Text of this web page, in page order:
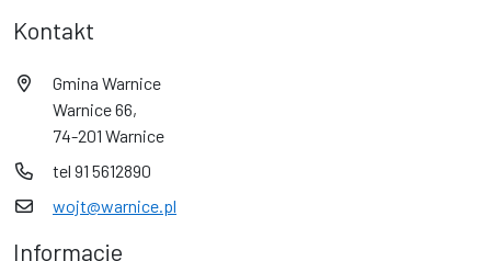
Kontakt
Gmina Warnice
Warnice 66,
74-201 Warnice
tel 91 5612890
wojt@warnice.pl
Informacje